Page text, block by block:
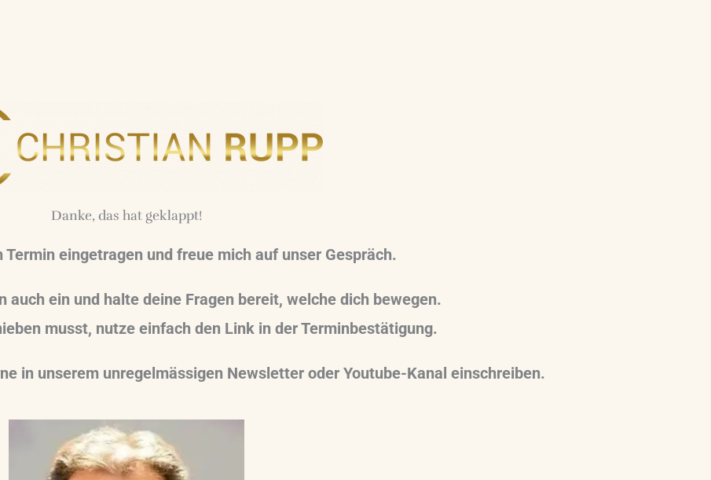
Danke, das hat geklappt!
Termin eingetragen und freue mich auf unser Gespräch.
auch ein und halte deine Fragen bereit, welche dich bewegen.
musst, nutze einfach den Link in der Terminbestätigung.
in unserem unregelmässigen Newsletter oder Youtube-Kanal einschreiben.